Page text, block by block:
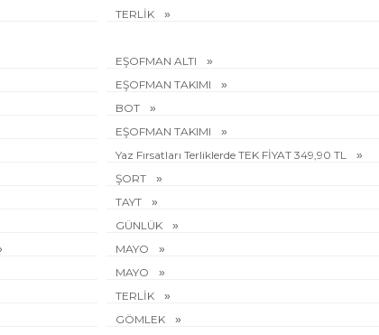
TERLİK
EŞOFMAN ALTI
EŞOFMAN TAKIMI
BOT
EŞOFMAN TAKIMI
Yaz Fırsatları Terliklerde TEK FİYAT 349,90 TL
ŞORT
TAYT
GÜNLÜK
MAYO
MAYO
TERLİK
GÖMLEK